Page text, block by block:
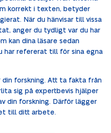
korrekt i texten, betyder
När du hänvisar till vissa
anger du tydligt var du har
kan dina läsare sedan
har refererat till för sina egna
forskning. Att ta fakta från
sig på expertbevis hjälper
din forskning. Därför lägger
till ditt arbete.